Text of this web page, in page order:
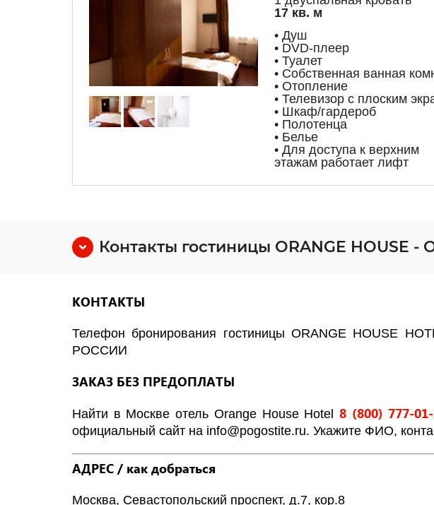
17 кв. м
• Душ
• DVD-плеер
• Туалет
• Собственная ванная
• Отопление
• Телевизор с плоским
• Шкаф/гардероб
• Полотенца
• Белье
• Для доступа к верхним
этажам работает лифт
Контакты гостиницы ORANGE
КОНТАКТЫ
Телефон бронирования гостиницы ORANGE HOUSE
РОССИИ
ЗАКАЗ БЕЗ ПРЕДОПЛАТЫ
Найти в Москве отель Orange House Hotel 8 (800) 777-
официальный сайт на info@pogostite.ru. Укажите ФИО,
АДРЕС / как добраться
Москва, Севастопольский проспект, д.7, кор.8